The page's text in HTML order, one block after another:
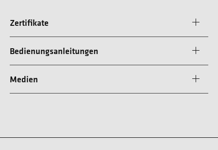
Zertifikate
Bedienungsanleitungen
Medien